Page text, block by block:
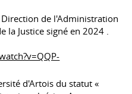
de l'Administration
Justice signé en 2024 .
d'Artois du statut «